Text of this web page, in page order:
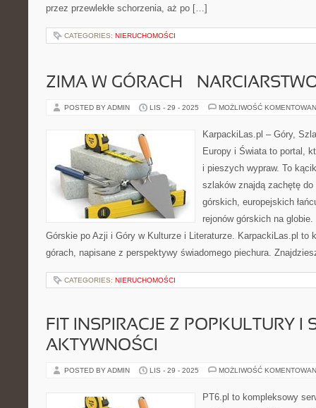
przez przewlekłe schorzenia, aż po […]
CATEGORIES: NIERUCHOMOŚCI
ZIMA W GÓRACH –
POSTED BY ADMIN LIS - 29 - 2025 MOŻLIWOŚĆ
KarpackiLas.pl – Góry,
Europy i Świata to portal,
i pieszych wypraw. To
szlaków znajdą zachętę
górskich, europejskich
rejonów górskich na
Górskie po Azji i Góry w Kulturze i Literaturze. KarpackiLas.pl to
górach, napisane z perspektywy świadomego piechura.
CATEGORIES: NIERUCHOMOŚCI
FIT INSPIRACJE Z POPKULTURY I
AKTYWNOŚCI
POSTED BY ADMIN LIS - 29 - 2025 MOŻLIWOŚĆ
PT6.pl to kompleksowy